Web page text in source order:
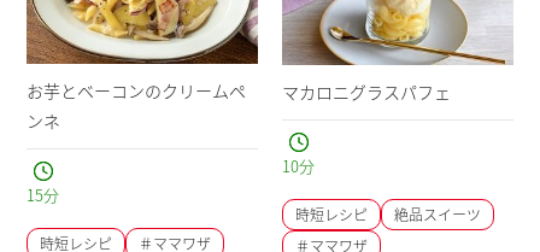
お芋とベーコンのクリームペ
ンネ
15分
時短レシピ ＃ママワザ
マカロニグラスパフェ
10分
時短レシピ
絶品スイーツ
＃ママワザ